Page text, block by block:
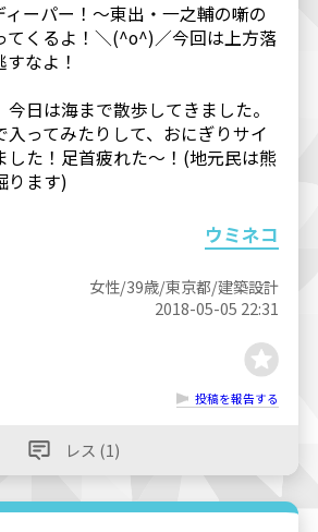
ーパー！～東出・一之輔の噺の
てくるよ！＼(^o^)／今回は上方落
なよ！
日は海まで散歩してきました。
ってみたりして、おにぎりサイ
した！足首疲れた～！(地元民は熊
ります)
ウミネコ
女性/39歳/東京都/建築設計
2018-05-05 22:31
投稿を報告する
レス (1)